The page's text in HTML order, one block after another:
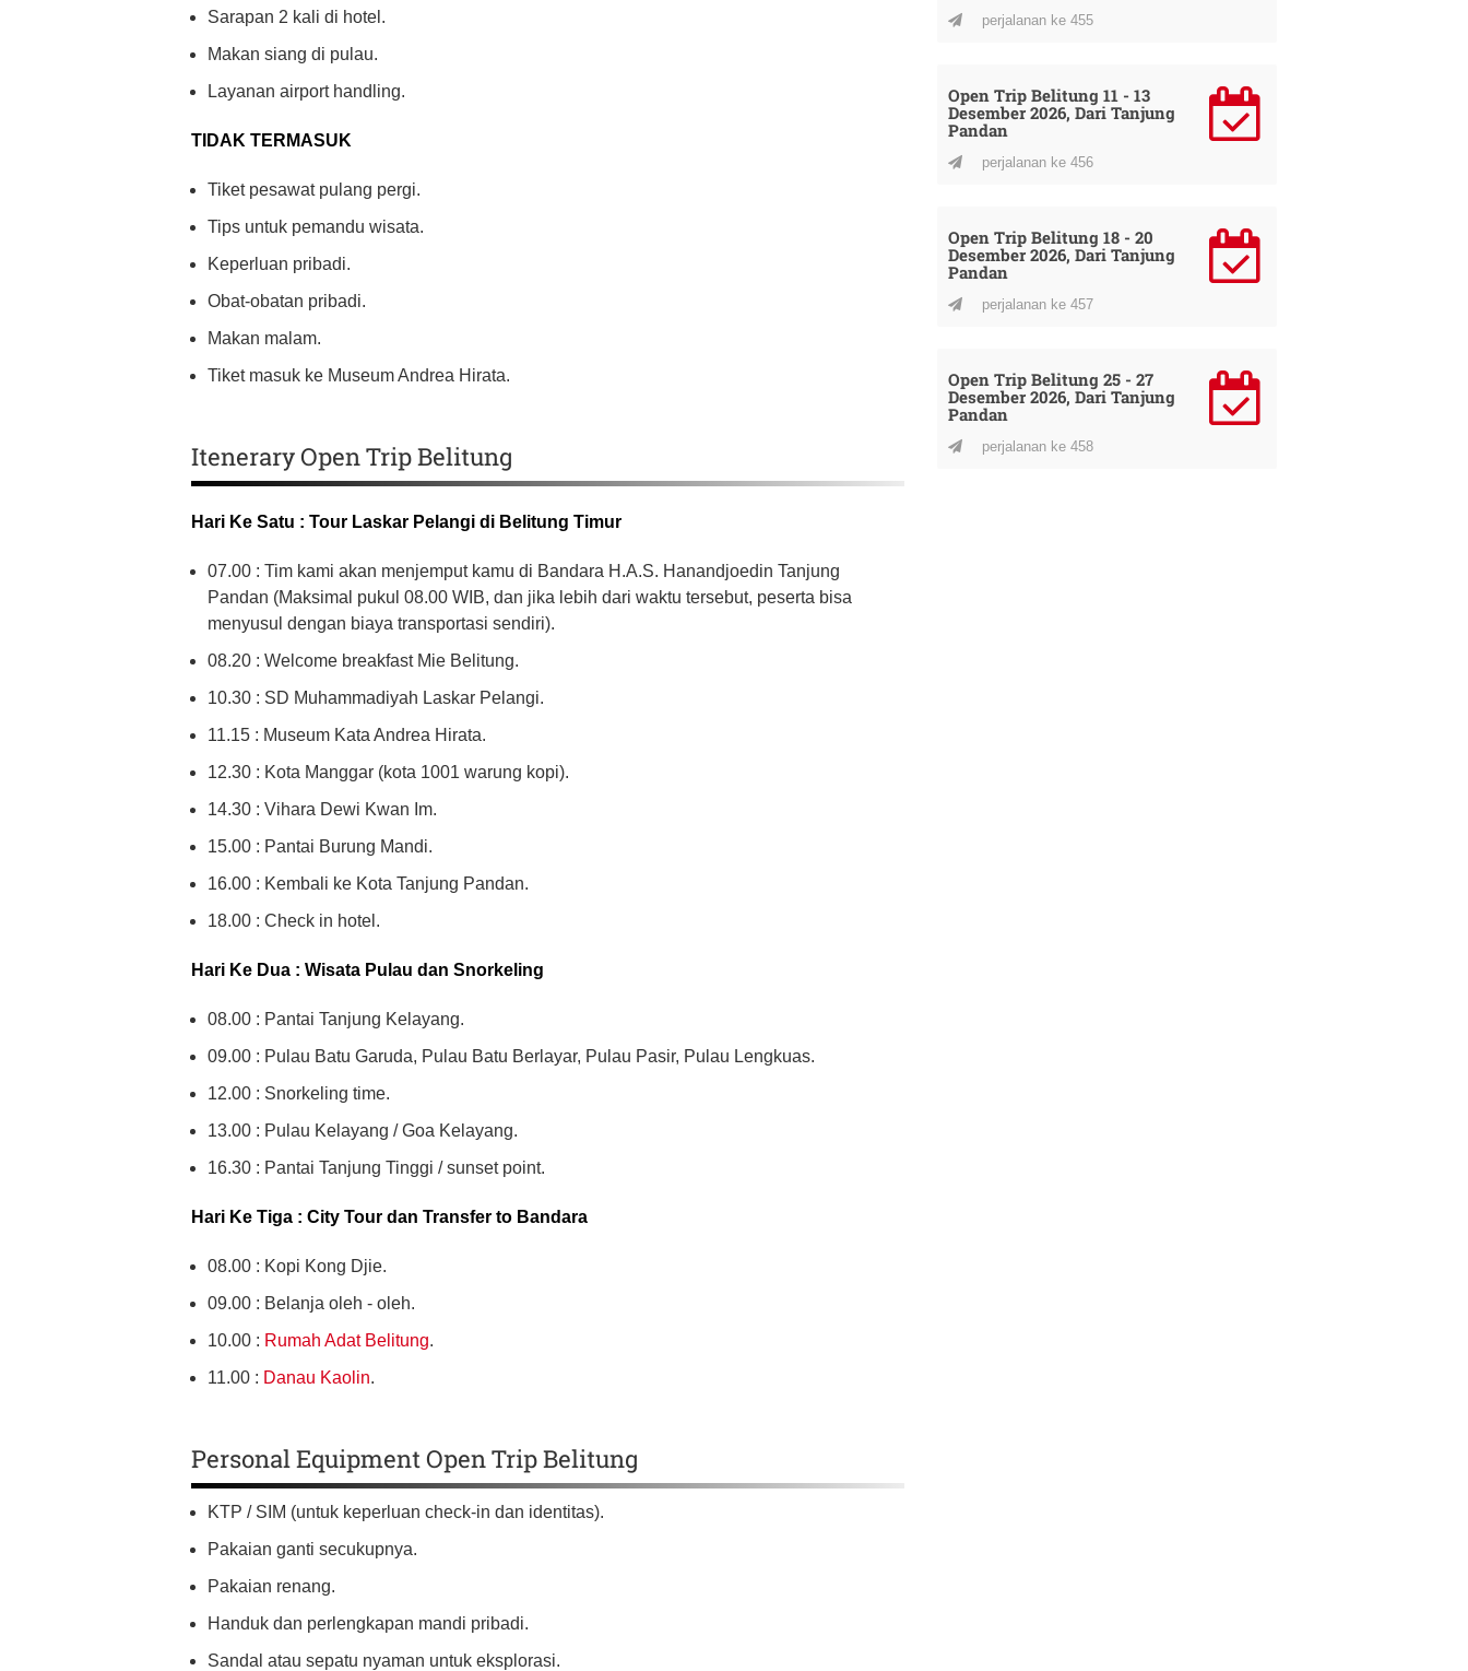
Sarapan 2 kali di hotel.
Makan siang di pulau.
Layanan airport handling.
TIDAK TERMASUK
Tiket pesawat pulang pergi.
Tips untuk pemandu wisata.
Keperluan pribadi.
Obat-obatan pribadi.
Makan malam.
Tiket masuk ke Museum Andrea Hirata.
Itenerary Open Trip Belitung
Hari Ke Satu : Tour Laskar Pelangi di Belitung Timur
07.00 : Tim kami akan menjemput kamu di Bandara H.A.S. Hanandjoedin Tanjung
Pandan (Maksimal pukul 08.00 WIB, dan jika lebih dari waktu tersebut, peserta bisa
menyusul dengan biaya transportasi sendiri).
08.20 : Welcome breakfast Mie Belitung.
10.30 : SD Muhammadiyah Laskar Pelangi.
11.15 : Museum Kata Andrea Hirata.
12.30 : Kota Manggar (kota 1001 warung kopi).
14.30 : Vihara Dewi Kwan Im.
15.00 : Pantai Burung Mandi.
16.00 : Kembali ke Kota Tanjung Pandan.
18.00 : Check in hotel.
Hari Ke Dua : Wisata Pulau dan Snorkeling
08.00 : Pantai Tanjung Kelayang.
09.00 : Pulau Batu Garuda, Pulau Batu Berlayar, Pulau Pasir, Pulau Lengkuas.
12.00 : Snorkeling time.
13.00 : Pulau Kelayang / Goa Kelayang.
16.30 : Pantai Tanjung Tinggi / sunset point.
Hari Ke Tiga : City Tour dan Transfer to Bandara
08.00 : Kopi Kong Djie.
09.00 : Belanja oleh - oleh.
10.00 : Rumah Adat Belitung.
11.00 : Danau Kaolin.
Personal Equipment Open Trip Belitung
KTP / SIM (untuk keperluan check-in dan identitas).
Pakaian ganti secukupnya.
Pakaian renang.
Handuk dan perlengkapan mandi pribadi.
Sandal atau sepatu nyaman untuk eksplorasi.
perjalanan ke 455
Open Trip Belitung 11 - 13
Desember 2026, Dari Tanjung
Pandan
perjalanan ke 456
Open Trip Belitung 18 - 20
Desember 2026, Dari Tanjung
Pandan
perjalanan ke 457
Open Trip Belitung 25 - 27
Desember 2026, Dari Tanjung
Pandan
perjalanan ke 458